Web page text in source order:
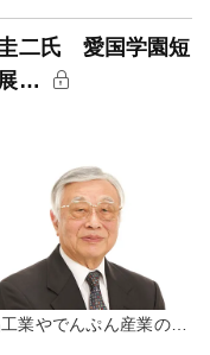
二氏 愛国学園短
…
業やでんぷん産業の…